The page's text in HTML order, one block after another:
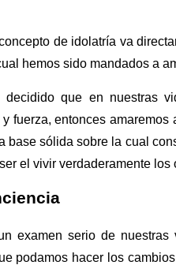
de idolatría va
hemos sido mandados a
que en nuestras
fuerza, entonces
base sólida sobre la cual
el vivir verdaderamente los
examen serio de
podamos hacer los